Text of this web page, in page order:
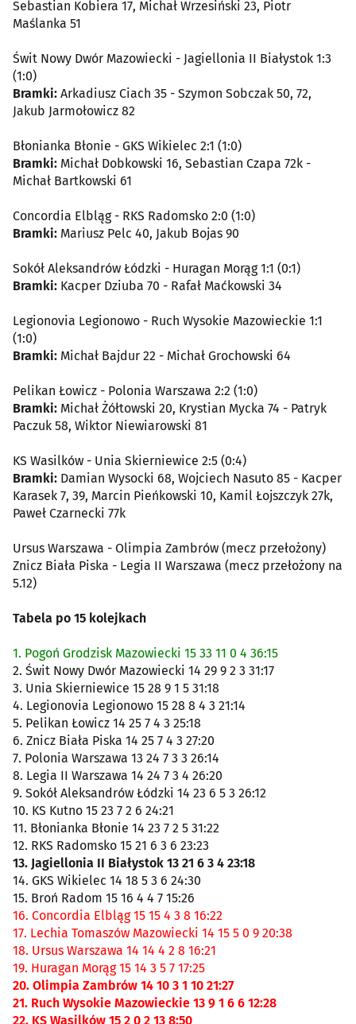
Sebastian Kobiera 17, Michał Wrzesiński 23, Piotr
Maślanka 51
Świt Nowy Dwór Mazowiecki - Jagiellonia II Białystok 1:3
(1:0)
Bramki: Arkadiusz Ciach 35 - Szymon Sobczak 50, 72,
Jakub Jarmołowicz 82
Błonianka Błonie - GKS Wikielec 2:1 (1:0)
Bramki: Michał Dobkowski 16, Sebastian Czapa 72k -
Michał Bartkowski 61
Concordia Elbląg - RKS Radomsko 2:0 (1:0)
Bramki: Mariusz Pelc 40, Jakub Bojas 90
Sokół Aleksandrów Łódzki - Huragan Morąg 1:1 (0:1)
Bramki: Kacper Dziuba 70 - Rafał Maćkowski 34
Legionovia Legionowo - Ruch Wysokie Mazowieckie 1:1
(1:0)
Bramki: Michał Bajdur 22 - Michał Grochowski 64
Pelikan Łowicz - Polonia Warszawa 2:2 (1:0)
Bramki: Michał Żółtowski 20, Krystian Mycka 74 - Patryk
Paczuk 58, Wiktor Niewiarowski 81
KS Wasilków - Unia Skierniewice 2:5 (0:4)
Bramki: Damian Wysocki 68, Wojciech Nasuto 85 - Kacper
Karasek 7, 39, Marcin Pieńkowski 10, Kamil Łojszczyk 27k,
Paweł Czarnecki 77k
Ursus Warszawa - Olimpia Zambrów (mecz przełożony)
Znicz Biała Piska - Legia II Warszawa (mecz przełożony na
5.12)
Tabela po 15 kolejkach
1. Pogoń Grodzisk Mazowiecki 15 33 11 0 4 36:15
2. Świt Nowy Dwór Mazowiecki 14 29 9 2 3 31:17
3. Unia Skierniewice 15 28 9 1 5 31:18
4. Legionovia Legionowo 15 28 8 4 3 21:14
5. Pelikan Łowicz 14 25 7 4 3 25:18
6. Znicz Biała Piska 14 25 7 4 3 27:20
7. Polonia Warszawa 13 24 7 3 3 26:14
8. Legia II Warszawa 14 24 7 3 4 26:20
9. Sokół Aleksandrów Łódzki 14 23 6 5 3 26:12
10. KS Kutno 15 23 7 2 6 24:21
11. Błonianka Błonie 14 23 7 2 5 31:22
12. RKS Radomsko 15 21 6 3 6 23:23
13. Jagiellonia II Białystok 13 21 6 3 4 23:18
14. GKS Wikielec 14 18 5 3 6 24:30
15. Broń Radom 15 16 4 4 7 15:26
16. Concordia Elbląg 15 15 4 3 8 16:22
17. Lechia Tomaszów Mazowiecki 14 15 5 0 9 20:38
18. Ursus Warszawa 14 14 4 2 8 16:21
19. Huragan Morąg 15 14 3 5 7 17:25
20. Olimpia Zambrów 14 10 3 1 10 21:27
21. Ruch Wysokie Mazowieckie 13 9 1 6 6 12:28
22. KS Wasilków 15 2 0 2 13 8:50